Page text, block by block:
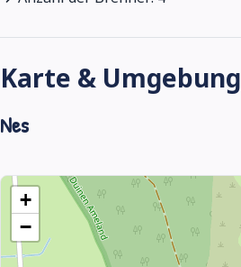
Karte & Umgebung
Nes
+
−